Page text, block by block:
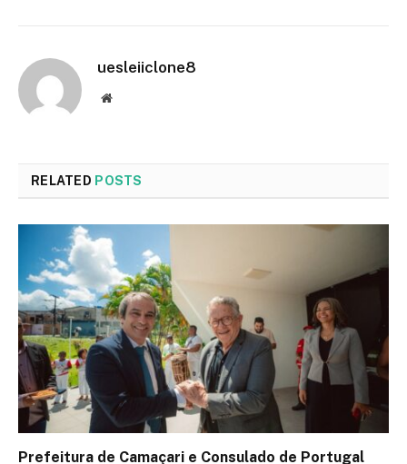
uesleiiclone8
Website
RELATED POSTS
Prefeitura de Camaçari e Consulado de Portugal